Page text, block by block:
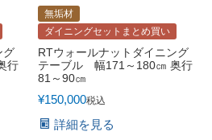
グ
行
無垢材
ダイニングセットまとめ買い
RTウォールナットダイニング
テーブル 幅171～180㎝ 奥行
81～90㎝
¥150,000税込
詳細を見る